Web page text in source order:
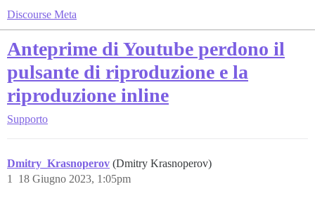
Discourse Meta
Anteprime di Youtube perdono il
pulsante di riproduzione e la
riproduzione inline
Supporto
Dmitry_Krasnoperov (Dmitry Krasnoperov)
18 Giugno 2023, 1:05pm
1